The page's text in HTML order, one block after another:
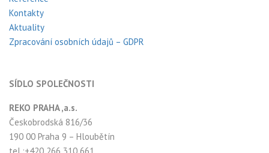
Kontakty
Aktuality
Zpracování osobních údajů – GDPR
SÍDLO SPOLEČNOSTI
REKO PRAHA ,a.s.
Českobrodská 816/36
190 00 Praha 9 – Hloubětín